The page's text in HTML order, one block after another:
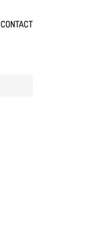
CONTACT